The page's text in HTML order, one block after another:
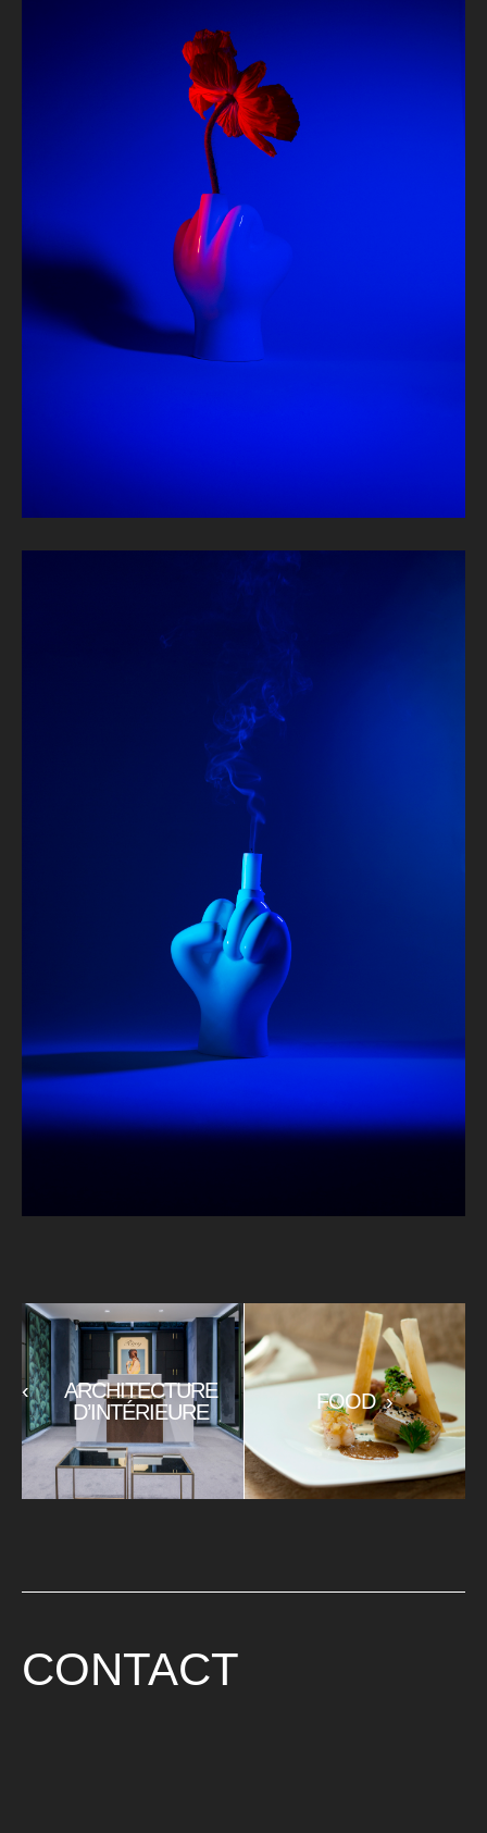
‹
ARCHITECTURE
D’INTÉRIEURE
›
FOOD
CONTACT